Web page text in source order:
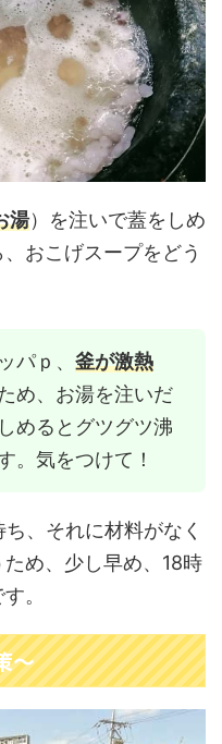
湯）を注いで蓋をしめ
おこげスープをどう
パｐ、 釜が激熱
め、お湯を注いだ
めるとグツグツ沸
。気をつけて！
、それに材料がなく
め、少し早め、18時
。
～